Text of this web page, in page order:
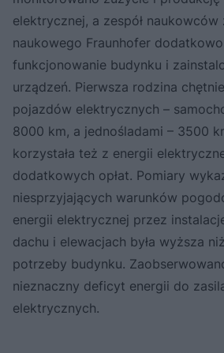
elektrycznej, a zespół
naukowego Fraunhofer dodatkowo
funkcjonowanie budynku i
urządzeń. Pierwsza rodzina
pojazdów elektrycznych –
8000 km, a jednośladami – 3500
korzystała też z energii
dodatkowych opłat. Pomiary
niesprzyjających warunków
energii elektrycznej przez
dachu i elewacjach była wyższa
potrzeby budynku.
nieznaczny deficyt energii do
elektrycznych.